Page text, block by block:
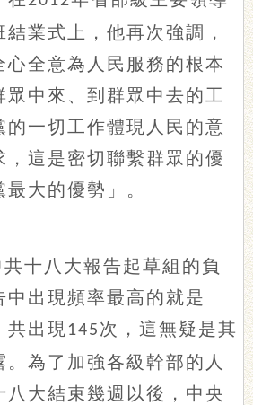
業式上，他再次強調，
心全意為人民服務的根本
眾中來、到群眾中去的工
的一切工作體現人民的意
，這是密切聯繫群眾的優
大的優勢」。
十八大報告起草組的負
中出現頻率最高的就是
共出現 145 次，這無疑是其
。為了加強各級幹部的人
八大結束幾週以後，中央